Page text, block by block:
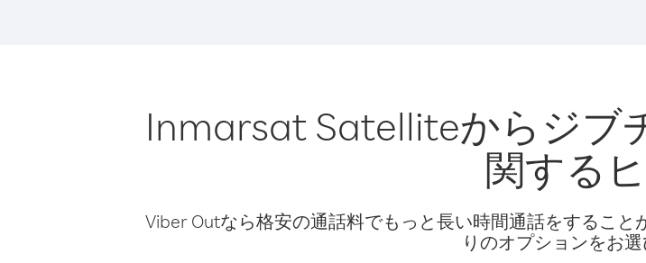
Inmarsat Satelliteからジブ
関する
Viber Outなら格安の通話料でもっと長い時間通話をするこ
りのオプションをお選